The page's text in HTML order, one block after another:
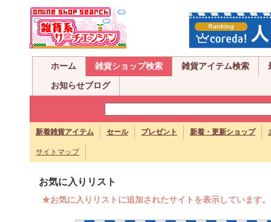
ホーム 雑貨ショップ検索 雑貨アイテム検索
お知らせブログ
新着雑貨アイテム セール プレゼント 新着・更新ショップ
サイトマップ
お気に入りリスト
★お気に入りリストに追加されたサイトを表示しています